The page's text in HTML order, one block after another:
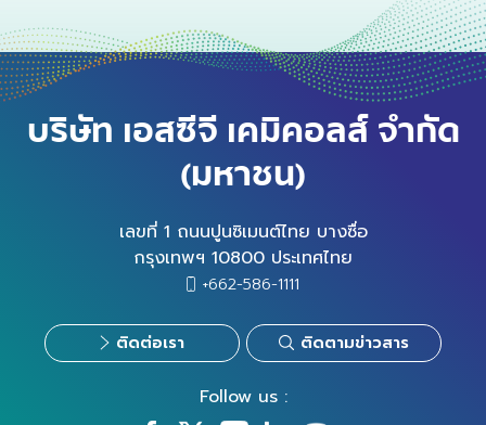
บริษัท เอสซีจี เคมิคอลส์ จำกัด
(มหาชน)
เลขที่ 1 ถนนปูนซิเมนต์ไทย บางซื่อ
กรุงเทพฯ 10800 ประเทศไทย
+662-586-1111
ติดต่อเรา ติดตามข่าวสาร
Follow us :